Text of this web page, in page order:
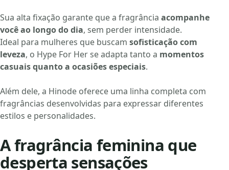
Sua alta fixação garante que a fragrância acompanhe
você ao longo do dia, sem perder intensidade.
Ideal para mulheres que buscam sofisticação com
leveza, o Hype For Her se adapta tanto a momentos
casuais quanto a ocasiões especiais.
Além dele, a Hinode oferece uma linha completa com
fragrâncias desenvolvidas para expressar diferentes
estilos e personalidades.
A fragrância feminina que
desperta sensações